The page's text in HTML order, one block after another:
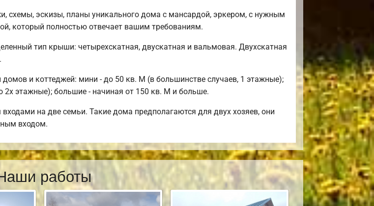
схемы, эскизы, планы уникального дома с мансардой, эркером, с нужным
который полностью отвечает вашим требованиям.
тип крыши: четырехскатная, двускатная и вальмовая. Двухскатная
и коттеджей: мини - до 50 кв. М (в большинстве случаев, 1 этажные);
этажные); большие - начиная от 150 кв. М и больше.
на две семьи. Такие дома предполагаются для двух хозяев, они
входом.
работы